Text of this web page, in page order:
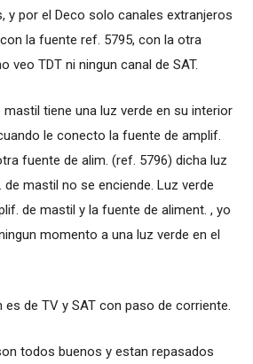
y por el Deco solo canales extranjeros
la fuente ref. 5795, con la otra
veo TDT ni ningun canal de SAT.
mastil tiene una luz verde en su interior
le conecto la fuente de amplif.
fuente de alim. (ref. 5796) dicha luz
mastil no se enciende. Luz verde
de mastil y la fuente de aliment. , yo
momento a una luz verde en el
de TV y SAT con paso de corriente.
todos buenos y estan repasados